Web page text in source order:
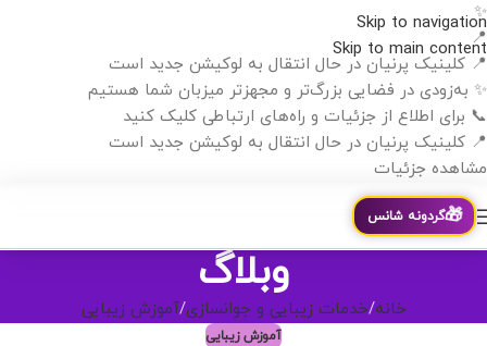
Skip to navigation
Skip to main content
✨
📍
📍 کلینیک پرنیان در حال انتقال به لوکیشن جدید است
✨ به‌زودی در فضایی بزرگ‌تر و مجهزتر میزبان شما هستیم
📞 برای اطلاع از جزئیات و راه‌های ارتباطی کلیک کنید
📍 کلینیک پرنیان در حال انتقال به لوکیشن جدید است
مشاهده جزئیات
🎁گردونه شانس
وبلاگ
خانه خدمات زیبایی و جوانسازی آموزش زیبایی
آموزش زیبایی